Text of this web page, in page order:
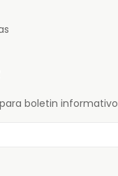
boletin informativo